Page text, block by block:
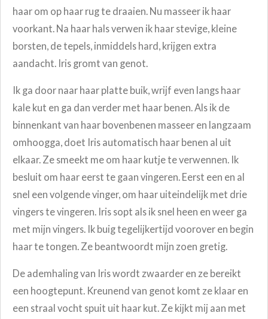
haar om op haar rug te draaien. Nu masseer ik haar
voorkant. Na haar hals verwen ik haar stevige, kleine
borsten, de tepels, inmiddels hard, krijgen extra
aandacht. Iris gromt van genot.
Ik ga door naar haar platte buik, wrijf even langs haar
kale kut en ga dan verder met haar benen. Als ik de
binnenkant van haar bovenbenen masseer en langzaam
omhoogga, doet Iris automatisch haar benen al uit
elkaar. Ze smeekt me om haar kutje te verwennen. Ik
besluit om haar eerst te gaan vingeren. Eerst een en al
snel een volgende vinger, om haar uiteindelijk met drie
vingers te vingeren. Iris sopt als ik snel heen en weer ga
met mijn vingers. Ik buig tegelijkertijd voorover en begin
haar te tongen. Ze beantwoordt mijn zoen gretig.
De ademhaling van Iris wordt zwaarder en ze bereikt
een hoogtepunt. Kreunend van genot komt ze klaar en
een straal vocht spuit uit haar kut. Ze kijkt mij aan met